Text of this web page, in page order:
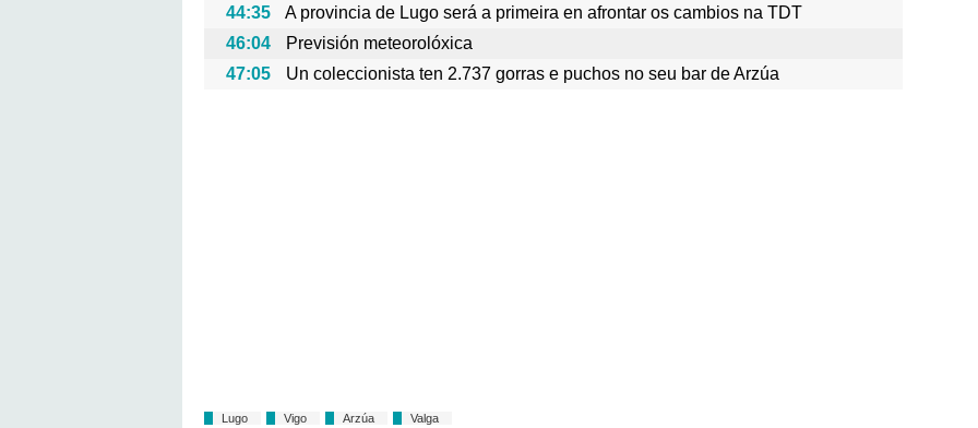
44:35
A provincia de Lugo será a primeira en afrontar os cambios na TDT
46:04
Previsión meteorolóxica
47:05
Un coleccionista ten 2.737 gorras e puchos no seu bar de Arzúa
Lugo Vigo Arzúa Valga